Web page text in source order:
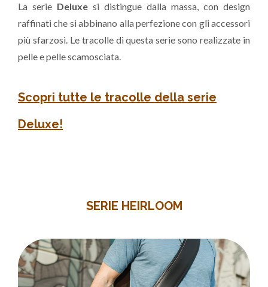
La serie Deluxe si distingue dalla massa, con design
raffinati che si abbinano alla perfezione con gli accessori
più sfarzosi. Le tracolle di questa serie sono realizzate in
pelle e pelle scamosciata.
Scopri tutte le tracolle della serie
Deluxe!
SERIE HEIRLOOM